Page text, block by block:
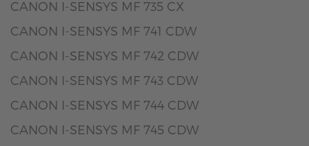
CANON I-SENSYS MF 735 CX
CANON I-SENSYS MF 741 CDW
CANON I-SENSYS MF 742 CDW
CANON I-SENSYS MF 743 CDW
CANON I-SENSYS MF 744 CDW
CANON I-SENSYS MF 745 CDW